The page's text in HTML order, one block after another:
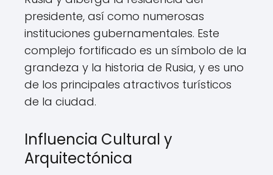
presidente, así como numerosas
instituciones gubernamentales. Este
complejo fortificado es un símbolo de la
grandeza y la historia de Rusia, y es uno
de los principales atractivos turísticos
de la ciudad.
Influencia Cultural y
Arquitectónica